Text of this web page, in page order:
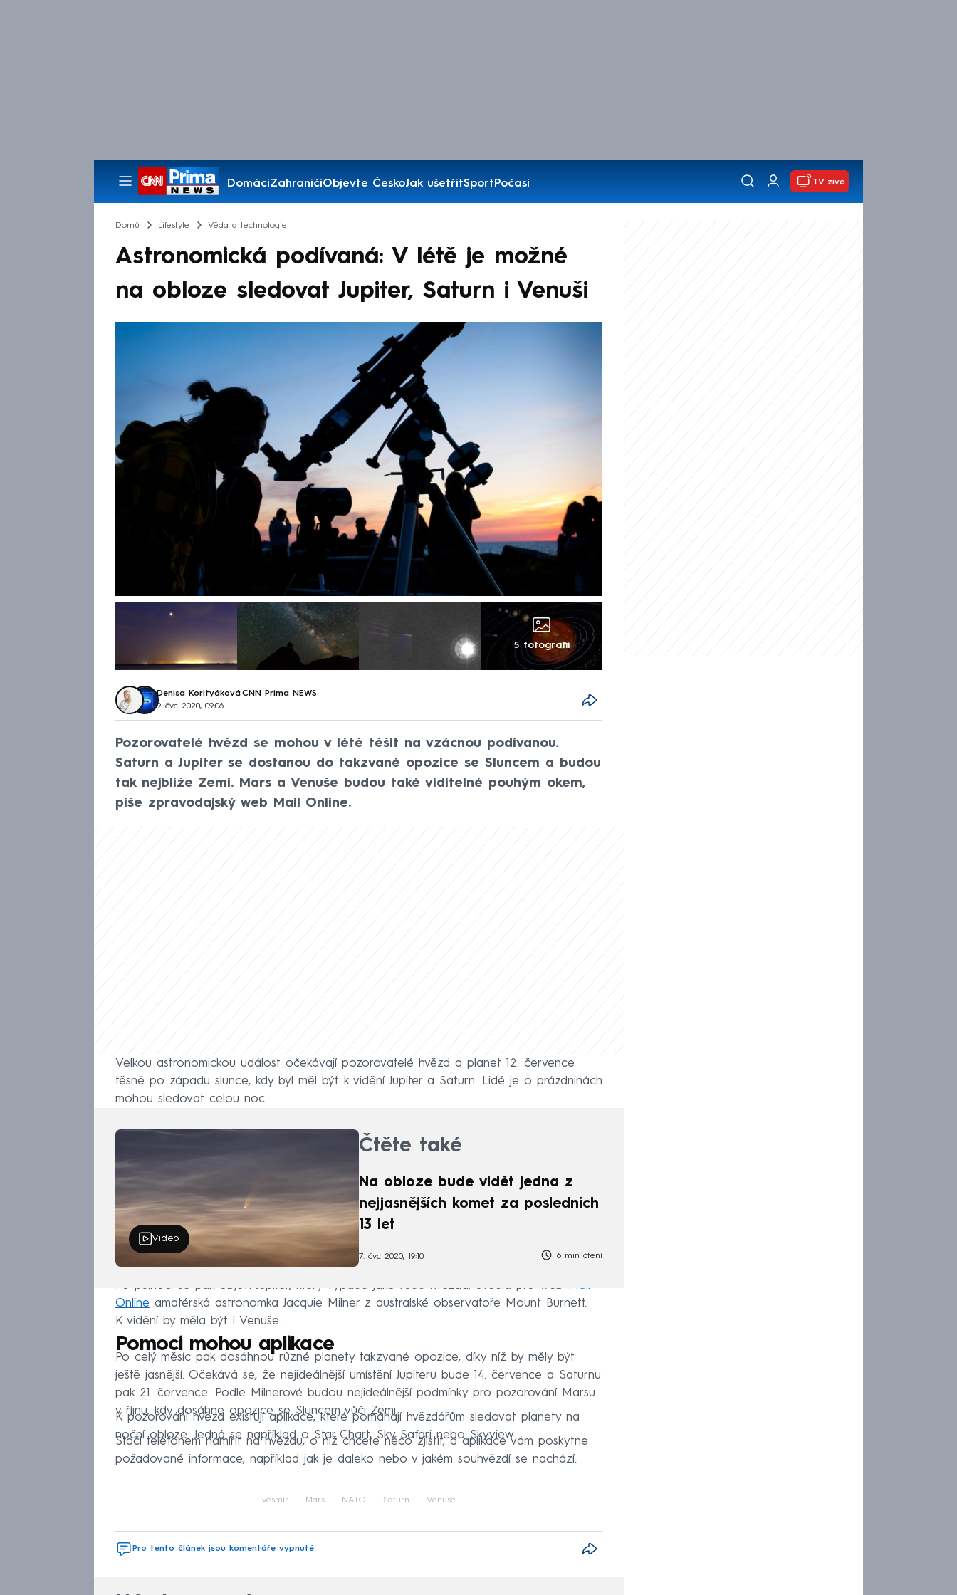
DomácíZahraničíObjevte ČeskoJak ušetřitSportPočasí
Pořady
TV živě
Domů Lifestyle Věda a technologie
Astronomická podívaná: V létě je možné
na obloze sledovat Jupiter, Saturn i Venuši
5 fotografií
Denisa Korityáková, CNN Prima NEWS
9. čvc 2020, 09:06
Pozorovatelé hvězd se mohou v létě těšit na vzácnou podívanou.
Saturn a Jupiter se dostanou do takzvané opozice se Sluncem a budou
tak nejblíže Zemi. Mars a Venuše budou také viditelné pouhým okem,
píše zpravodajský web Mail Online.
Velkou astronomickou událost očekávají pozorovatelé hvězd a planet 12. července
těsně po západu slunce, kdy byl měl být k vidění Jupiter a Saturn. Lidé je o prázdninách
mohou sledovat celou noc.
Video
Čtěte také
Na obloze bude vidět jedna z
nejjasnějších komet za posledních
13 let
7. čvc 2020, 19:10 6 min čtení
Po půlnoci se pak objeví Jupiter, který vypadá jako rudá hvězda, uvedla pro web Mail
Online amatérská astronomka Jacquie Milner z australské observatoře Mount Burnett.
K vidění by měla být i Venuše.
Pomoci mohou aplikace
Po celý měsíc pak dosáhnou různé planety takzvané opozice, díky níž by měly být
ještě jasnější. Očekává se, že nejideálnější umístění Jupiteru bude 14. července a Saturnu
pak 21. července. Podle Milnerové budou nejideálnější podmínky pro pozorování Marsu
v říjnu, kdy dosáhne opozice se Sluncem vůči Zemi.
K pozorování hvězd existují aplikace, které pomáhají hvězdářům sledovat planety na
noční obloze. Jedná se například o Star Chart, Sky Safari nebo Skyview.
Stačí telefonem namířit na hvězdu, o níž chcete něco zjistit, a aplikace vám poskytne
požadované informace, například jak je daleko nebo v jakém souhvězdí se nachází.
vesmír Mars NATO Saturn Venuše
Pro tento článek jsou komentáře vypnuté